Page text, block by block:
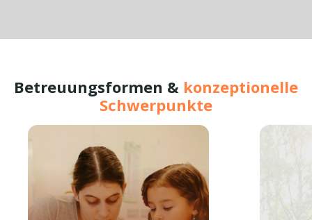
Betreuungsformen & konzeptionelle
Schwerpunkte